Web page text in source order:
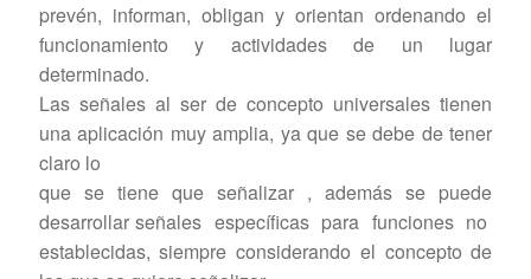
prevén, informan, obligan y orientan ordenando el
funcionamiento y actividades de un lugar
determinado.
Las señales al ser de concepto universales tienen
una aplicación muy amplia, ya que se debe de tener
claro lo
que se tiene que señalizar , además se puede
desarrollar señales específicas para funciones no
establecidas, siempre considerando el concepto de